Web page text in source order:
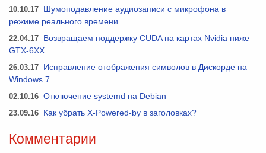
10.10.17
Шумоподавление аудиозаписи с микрофона в
режиме реального времени
22.04.17
Возвращаем поддержку CUDA на картах Nvidia ниже
GTX-6XX
26.03.17
Исправление отображения символов в Дискорде на
Windows 7
02.10.16 Отключение systemd на Debian
23.09.16
Как убрать X-Powered-by в заголовках?
Комментарии